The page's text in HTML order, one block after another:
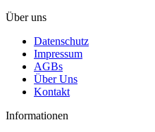
Über uns
Datenschutz
Impressum
AGBs
Über Uns
Kontakt
Informationen